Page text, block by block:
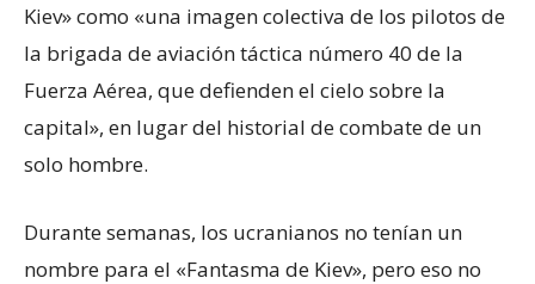
Kiev» como «una imagen colectiva de los pilotos de
la brigada de aviación táctica número 40 de la
Fuerza Aérea, que defienden el cielo sobre la
capital», en lugar del historial de combate de un
solo hombre.
Durante semanas, los ucranianos no tenían un
nombre para el «Fantasma de Kiev», pero eso no